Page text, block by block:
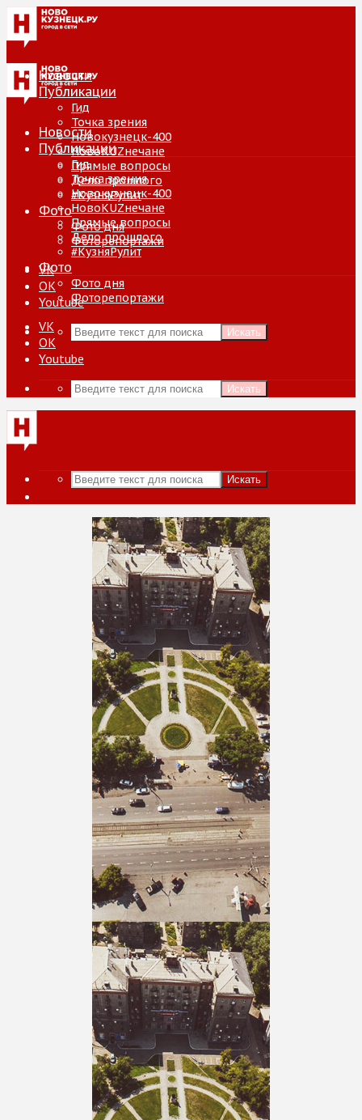
Новости
Публикации
Гид
Точка зрения
Новокузнецк-400
НовоKUZнечане
Прямые вопросы
Дело прошлого
#КузняРулит
Фото
Фото дня
Фоторепортажи
VK
ОК
Youtube
Искать
Новости
Публикации
Гид
Точка зрения
Новокузнецк-400
НовоKUZнечане
Прямые вопросы
Дело прошлого
#КузняРулит
Фото
Фото дня
Фоторепортажи
VK
ОК
Youtube
Искать
Искать